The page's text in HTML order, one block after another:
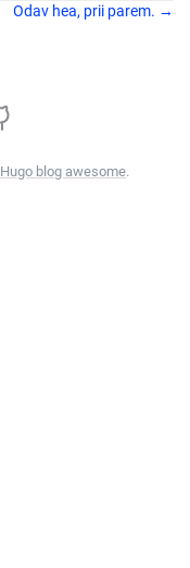
Odav hea, prii parem. →
Hugo blog awesome.